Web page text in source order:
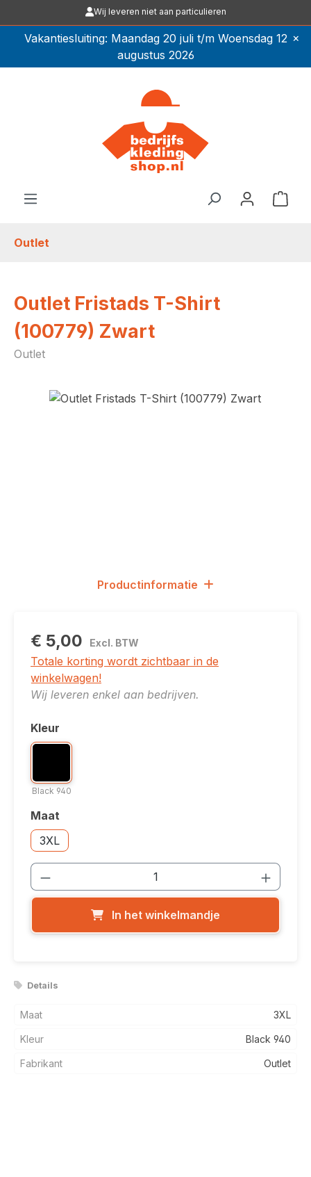
Ga naar de hoofdinhoudWij leveren niet aan particulieren
Vakantiesluiting: Maandag 20 juli t/m Woensdag 12
augustus 2026
×
Outlet
Outlet Fristads T-Shirt
(100779) Zwart
Outlet
Afbeeldingengalerij overslaan
Productinformatie
€ 5,00 Excl. BTW
Totale korting wordt zichtbaar in de
winkelwagen!
Wij leveren enkel aan bedrijven.
Selecteer
Kleur
Kleuroptie: Black 940
Black 940
Selecteer
Maat
3XL
Maatoptie: 3XL
Producthoeveelheid: Voer de
In het winkelmandje
Details
Maat 3XL
Kleur Black 940
Fabrikant Outlet